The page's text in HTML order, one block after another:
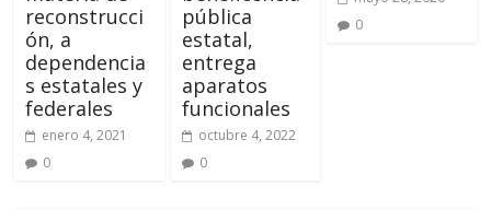
reconstrucci
ón, a
dependencia
s estatales y
federales
enero 4, 2021
0
pública
estatal,
entrega
aparatos
funcionales
octubre 4, 2022
0
0